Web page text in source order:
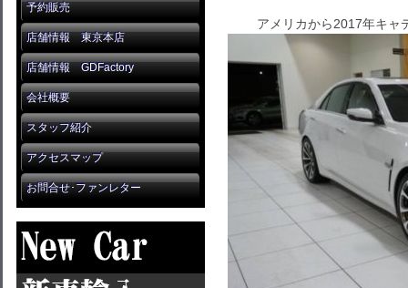
予約販売
店舗情報 東京本店
店舗情報 GDFactory
会社概要
スタッフ紹介
アクセスマップ
お問合せ･ファンレター
アメリカから2017年キャ